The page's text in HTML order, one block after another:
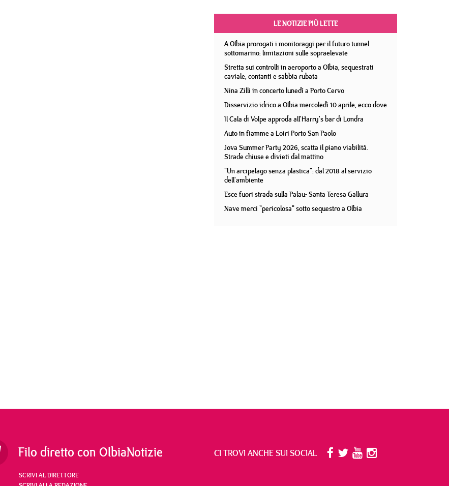
LE NOTIZIE PIÙ LETTE
A Olbia prorogati i monitoraggi per il futuro tunnel
sottomarino: limitazioni sulle sopraelevate
Stretta sui controlli in aeroporto a Olbia, sequestrati
caviale, contanti e sabbia rubata
Nina Zilli in concerto lunedì a Porto Cervo
Disservizio idrico a Olbia mercoledì 10 aprile, ecco dove
Il Cala di Volpe approda all'Harry's bar di Londra
Auto in fiamme a Loiri Porto San Paolo
Jova Summer Party 2026, scatta il piano viabilità.
Strade chiuse e divieti dal mattino
"Un arcipelago senza plastica": dal 2018 al servizio
dell'ambiente
Esce fuori strada sulla Palau- Santa Teresa Gallura
Nave merci "pericolosa" sotto sequestro a Olbia
Filo diretto con OlbiaNotizie
SCRIVI AL DIRETTORE
CI TROVI ANCHE SUI SOCIAL